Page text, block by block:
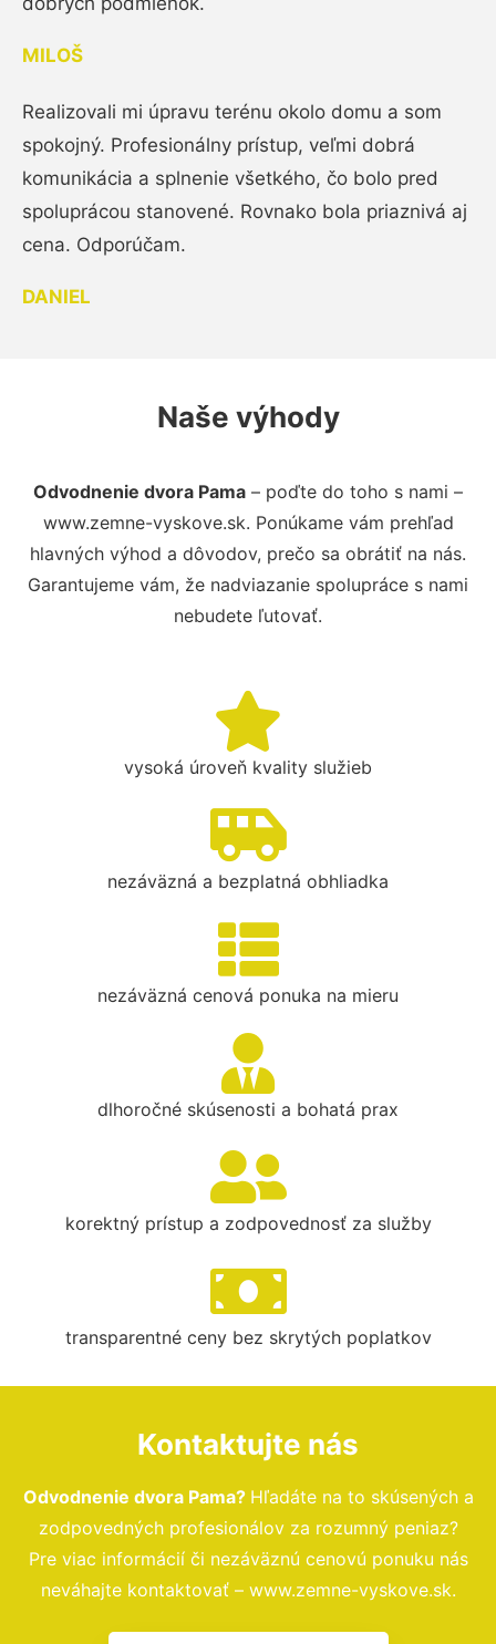
MILOŠ
Realizovali mi úpravu terénu okolo domu a som
spokojný. Profesionálny prístup, veľmi dobrá
komunikácia a splnenie všetkého, čo bolo pred
spoluprácou stanovené. Rovnako bola priaznivá aj
cena. Odporúčam.
DANIEL
Naše výhody
Odvodnenie dvora Pama – poďte do toho s nami –
www.zemne-vyskove.sk. Ponúkame vám prehľad
hlavných výhod a dôvodov, prečo sa obrátiť na nás.
Garantujeme vám, že nadviazanie spolupráce s nami
nebudete ľutovať.
vysoká úroveň kvality služieb
nezáväzná a bezplatná obhliadka
nezáväzná cenová ponuka na mieru
dlhoročné skúsenosti a bohatá prax
korektný prístup a zodpovednosť za služby
transparentné ceny bez skrytých poplatkov
Kontaktujte nás
Odvodnenie dvora Pama? Hľadáte na to skúsených a
zodpovedných profesionálov za rozumný peniaz?
Pre viac informácií či nezáväznú cenovú ponuku nás
neváhajte kontaktovať – www.zemne-vyskove.sk.